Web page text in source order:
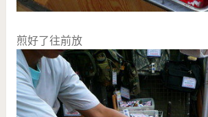
煎好了往前放